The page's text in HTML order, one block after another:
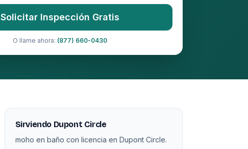
Solicitar Inspección Gratis
O llame ahora: (877) 660-0430
Sirviendo Dupont Circle
moho en baño con licencia en Dupont Circle.